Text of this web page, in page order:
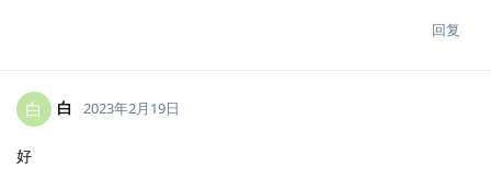
回复
白 白 2023年2月19日
好